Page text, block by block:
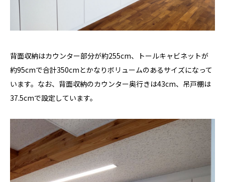
背面収納はカウンター部分が約255cm、トールキャビネットが
約95cmで合計350cmとかなりボリュームのあるサイズになって
います。なお、背面収納のカウンター奥行きは43cm、吊戸棚は
37.5cmで設定しています。